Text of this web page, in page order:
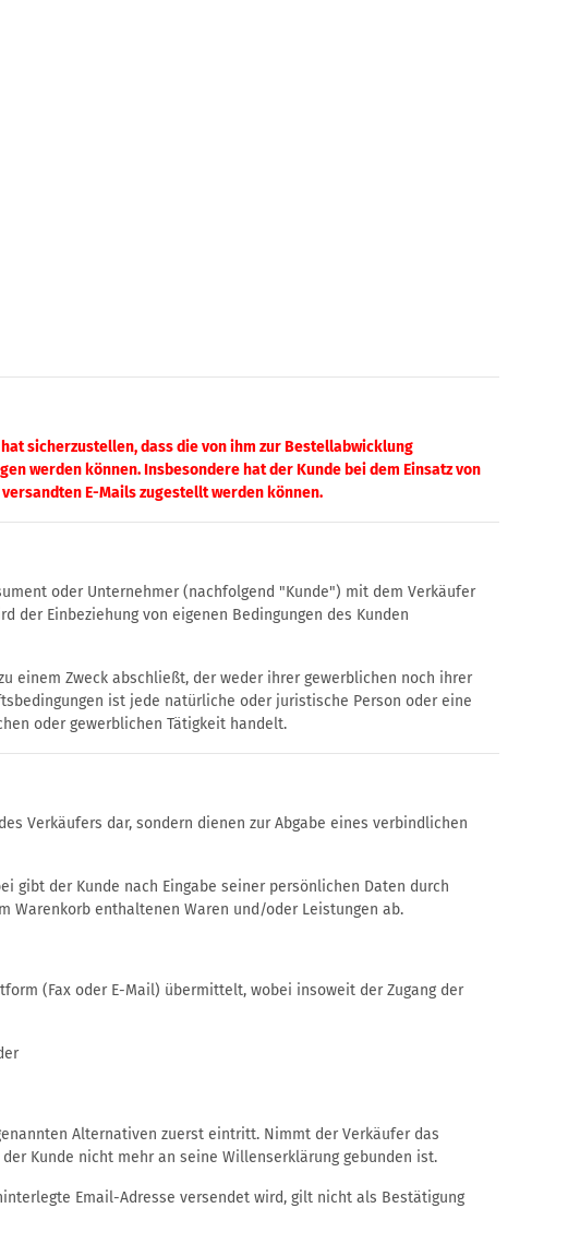
sicherzustellen, dass die von ihm zur Bestellabwicklung
werden können. Insbesondere hat der Kunde bei dem Einsatz von
E-Mails zugestellt werden können.
oder Unternehmer (nachfolgend "Kunde") mit dem Verkäufer
Einbeziehung von eigenen Bedingungen des Kunden
einem Zweck abschließt, der weder ihrer gewerblichen noch ihrer
ist jede natürliche oder juristische Person oder eine
oder gewerblichen Tätigkeit handelt.
Verkäufers dar, sondern dienen zur Abgabe eines verbindlichen
gibt der Kunde nach Eingabe seiner persönlichen Daten durch
Warenkorb enthaltenen Waren und/oder Leistungen ab.
(Fax oder E-Mail) übermittelt, wobei insoweit der Zugang der
Alternativen zuerst eintritt. Nimmt der Verkäufer das
Kunde nicht mehr an seine Willenserklärung gebunden ist.
Email-Adresse versendet wird, gilt nicht als Bestätigung